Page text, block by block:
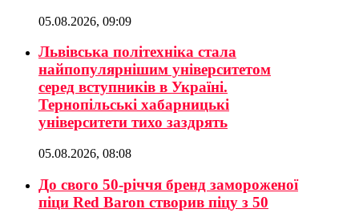
05.08.2026, 09:09
Львівська політехніка стала
найпопулярнішим університетом
серед вступників в Україні.
Тернопільські хабарницькі
університети тихо заздрять
05.08.2026, 08:08
До свого 50-річчя бренд замороженої
піци Red Baron створив піцу з 50